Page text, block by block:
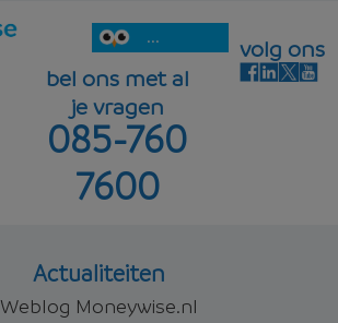
...
bel ons met al
je vragen
085-760
7600
volg ons
Actualiteiten
Weblog Moneywise.nl